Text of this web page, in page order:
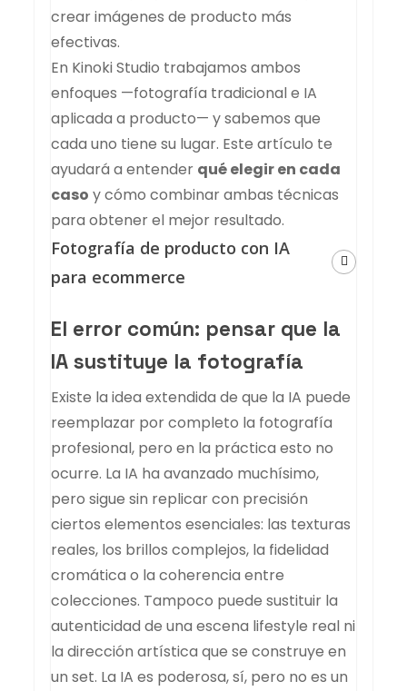
crear imágenes de producto más
efectivas.
En Kinoki Studio trabajamos ambos
enfoques —fotografía tradicional e IA
aplicada a producto— y sabemos que
cada uno tiene su lugar. Este artículo te
ayudará a entender qué elegir en cada
caso y cómo combinar ambas técnicas
para obtener el mejor resultado.
Fotografía de producto con IA
para ecommerce
El error común: pensar que la
IA sustituye la fotografía
Existe la idea extendida de que la IA puede
reemplazar por completo la fotografía
profesional, pero en la práctica esto no
ocurre. La IA ha avanzado muchísimo,
pero sigue sin replicar con precisión
ciertos elementos esenciales: las texturas
reales, los brillos complejos, la fidelidad
cromática o la coherencia entre
colecciones. Tampoco puede sustituir la
autenticidad de una escena lifestyle real ni
la dirección artística que se construye en
un set. La IA es poderosa, sí, pero no es un